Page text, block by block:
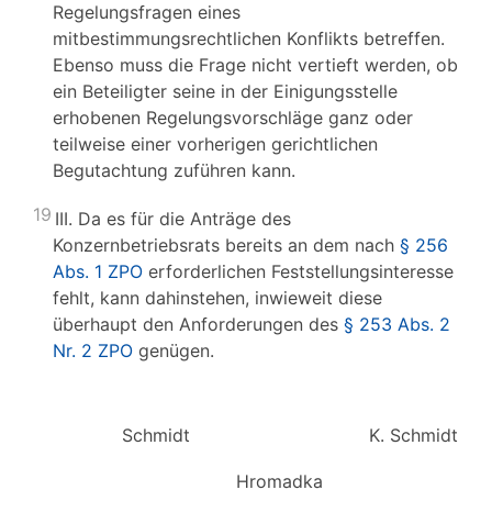
Regelungsfragen eines
mitbestimmungsrechtlichen Konflikts betreffen.
Ebenso muss die Frage nicht vertieft werden, ob
ein Beteiligter seine in der Einigungsstelle
erhobenen Regelungsvorschläge ganz oder
teilweise einer vorherigen gerichtlichen
Begutachtung zuführen kann.
19 III. Da es für die Anträge des
Konzernbetriebsrats bereits an dem nach § 256
Abs. 1 ZPO erforderlichen Feststellungsinteresse
fehlt, kann dahinstehen, inwieweit diese
überhaupt den Anforderungen des § 253 Abs. 2
Nr. 2 ZPO genügen.
Schmidt K. Schmidt
Hromadka